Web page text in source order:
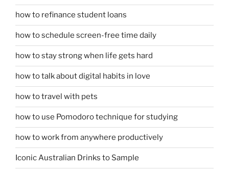
how to refinance student loans
how to schedule screen-free time daily
how to stay strong when life gets hard
how to talk about digital habits in love
how to travel with pets
how to use Pomodoro technique for studying
how to work from anywhere productively
Iconic Australian Drinks to Sample